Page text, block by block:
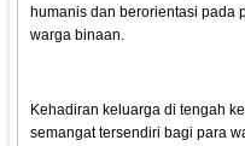
humanis dan berorientasi pada
warga binaan.
Kehadiran keluarga di tengah
semangat tersendiri bagi para